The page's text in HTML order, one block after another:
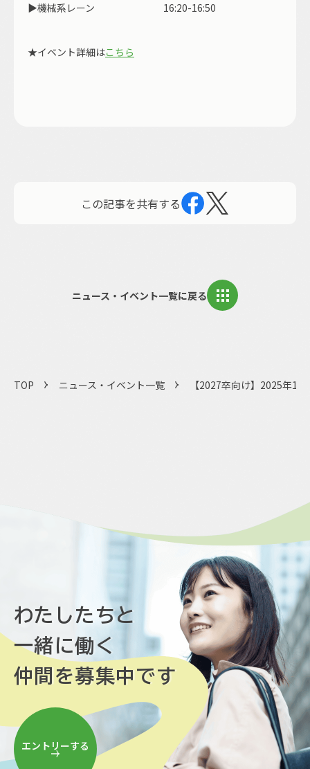
▶機械系レーン 16:20-16:50
★イベント詳細はこちら
この記事を共有する
ニュース・イベント一覧に戻る
TOP ニュース・イベント一覧 【2027卒向け】2025年
わたしたちと
一緒に働く
仲間を募集中です
エントリーする